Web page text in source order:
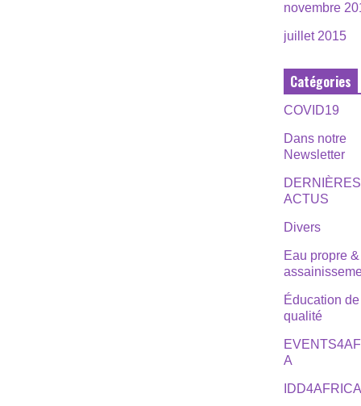
novembre
juillet 2015
Catégories
COVID19
Dans notre
Newsletter
DERNIÈRES
ACTUS
Divers
Eau propre &
Éducation de
qualité
A